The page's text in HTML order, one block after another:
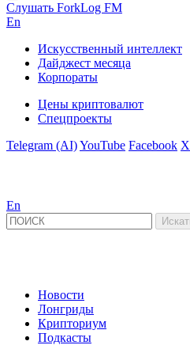
Слушать ForkLog FM
En
Искусственный интеллект
Дайджест месяца
Корпораты
Цены криптовалют
Спецпроекты
Telegram (AI)YouTube Facebook X
En
Новости
Лонгриды
Крипториум
Подкасты